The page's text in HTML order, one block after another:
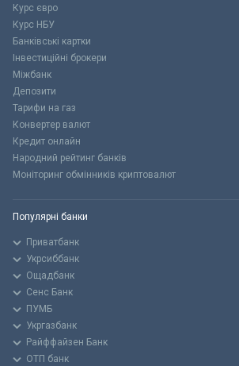
Курс євро
Курс НБУ
Банківські картки
Інвестиційні брокери
Міжбанк
Депозити
Тарифи на газ
Конвертер валют
Кредит онлайн
Народний рейтинг банків
Моніторинг обмінників криптовалют
Популярні банки
Приватбанк
Укрсиббанк
Ощадбанк
Сенс Банк
ПУМБ
Укргазбанк
Райффайзен Банк
ОТП банк